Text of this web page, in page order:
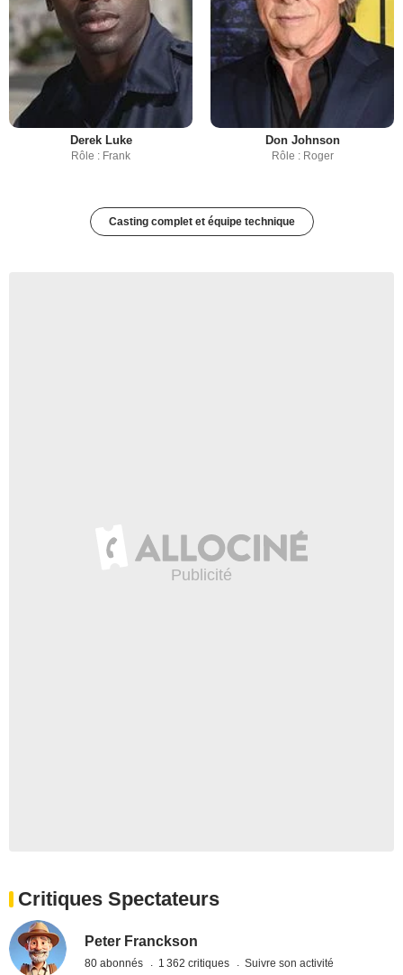
Derek Luke
Rôle : Frank
Don Johnson
Rôle : Roger
Casting complet et équipe technique
Critiques Spectateurs
Peter Franckson
80 abonnés 1 362 critiques Suivre son activité